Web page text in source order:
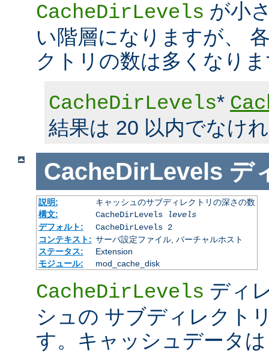
CacheDirLevels が小
い階層になりますが、
クトリの数は多くなり
CacheDirLevels*
結果は 20 以内でなけ
CacheDirLevels デ
説明:
キャッシュのサブディレクトリの深さの数
構文:
CacheDirLevels
levels
デフォルト:
CacheDirLevels 2
コンテキスト: サーバ設定ファイル, バーチャルホスト
ステータス:
Extension
モジュール:
mod_cache_disk
CacheDirLevels ディ
シュの サブディレクト
す。キャッシュデータ